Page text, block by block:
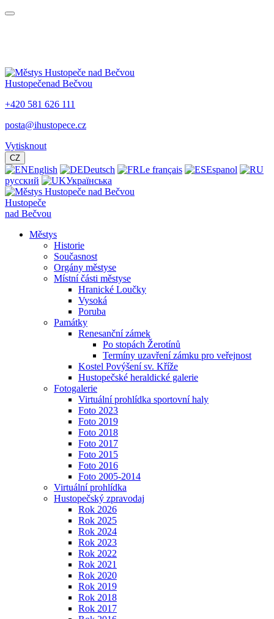
Hustopečenad Bečvou
+420 581 626 111
posta@ihustopece.cz
Vytisknout
CZ
English Deutsch Le français
Espanol
русский
Українська
Hustopeče
nad Bečvou
Městys
Historie
Současnost
Orgány městyse
Místní části městyse
Hranické Loučky
Vysoká
Poruba
Památky
Renesanční zámek
Po stopách Žerotínů
Termíny uzavření zámku pro veřejnost
Kostel Povýšení sv. Kříže
Hustopečské heraldické galerie
Fotogalerie
Virtuální prohlídka sportovní haly
Foto 2023
Foto 2019
Foto 2018
Foto 2017
Foto 2015
Foto 2016
Foto 2005-2014
Virtuální prohlídka
Hustopečský zpravodaj
Rok 2026
Rok 2025
Rok 2024
Rok 2023
Rok 2022
Rok 2021
Rok 2020
Rok 2019
Rok 2018
Rok 2017